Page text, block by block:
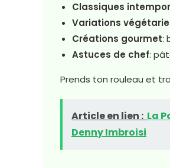
Classiques
Variations
Créations gourmet:
Astuces de chef:
Prends ton rouleau et
Article en lien : La
Denny Imbroisi